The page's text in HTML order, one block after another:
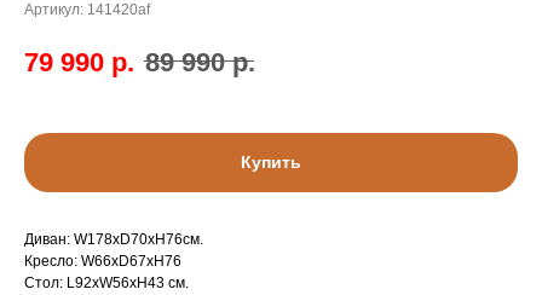
Артикул: 141420af
79 990 р. 89 990 р.
Купить
Диван: W178xD70xH76см.
Кресло: W66xD67xH76
Стол: L92xW56xH43 см.